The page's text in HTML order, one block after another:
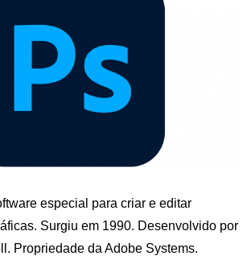
especial para criar e editar
Surgiu em 1990. Desenvolvido por
Propriedade da Adobe Systems.